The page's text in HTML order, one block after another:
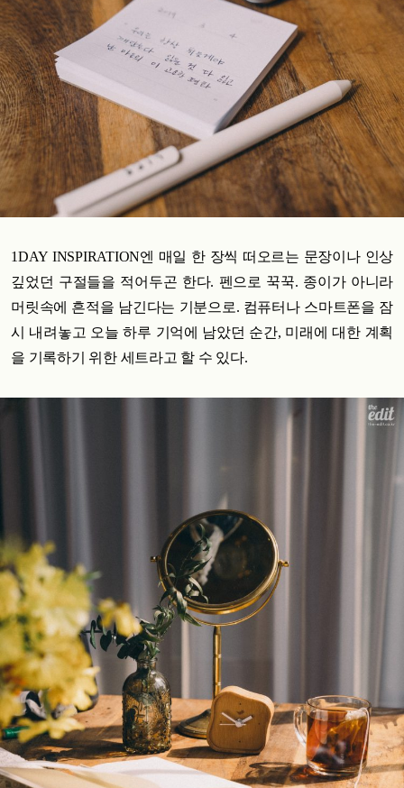
1DAY INSPIRATION엔 매일 한 장씩 떠오르는 문장이나 인상
깊었던 구절들을 적어두곤 한다. 펜으로 꾹꾹. 종이가 아니라
머릿속에 흔적을 남긴다는 기분으로. 컴퓨터나 스마트폰을 잠
시 내려놓고 오늘 하루 기억에 남았던 순간, 미래에 대한 계획
을 기록하기 위한 세트라고 할 수 있다.